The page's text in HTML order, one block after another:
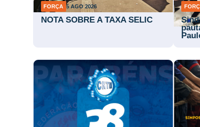
FORÇA 5 AGO 2026
NOTA SOBRE A TAXA SELIC